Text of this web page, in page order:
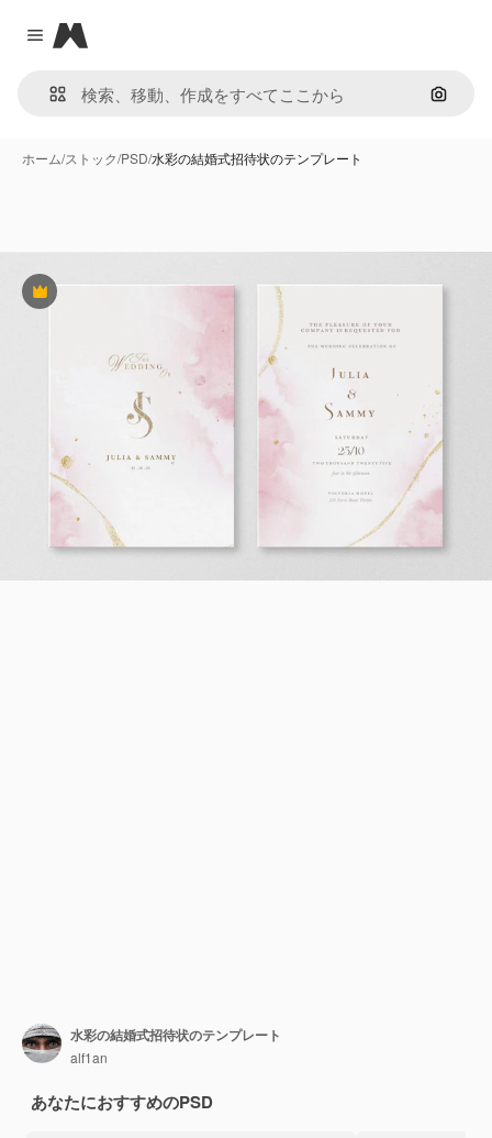
Close menu
Magnific
画像で
ホーム/ストック/PSD/水彩の結婚式招待状のテンプレート
Premium
水彩の結婚式招待状のテンプレート
alf1an
あなたにおすすめのPSD